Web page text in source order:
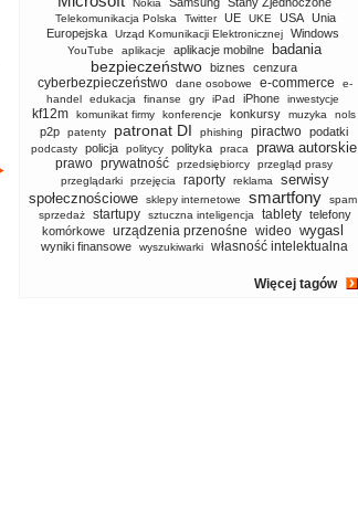
Nokia
Telekomunikacja Polska Twitter UE UKE USA
Unia
Europejska
Urząd Komunikacji Elektronicznej Windows
YouTube aplikacje aplikacje mobilne badania
bezpieczeństwo biznes cenzura
cyberbezpieczeństwo dane osobowe e-commerce
e-
handel
edukacja finanse gry iPad iPhone inwestycje
kf12m komunikat firmy konferencje konkursy muzyka nols
p2p patenty patronat DI phishing piractwo podatki
podcasty policja politycy polityka praca prawa autorskie
prawo prywatność przedsiębiorcy
przegląd prasy
przeglądarki
przejęcia raporty reklama
serwisy
społecznościowe
sklepy internetowe smartfony
spam
sprzedaż
startupy sztuczna inteligencja tablety telefony
komórkowe urządzenia przenośne wideo wygasl
wyniki finansowe wyszukiwarki własność intelektualna
Więcej tagów